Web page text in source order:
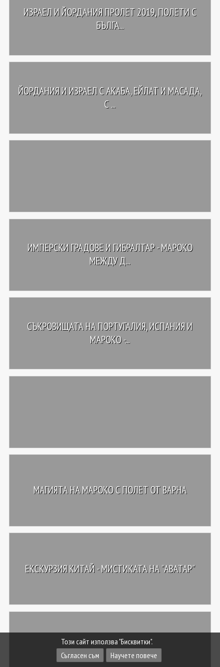
ИЗРАЕЛ И ЙОРДАНИЯ ПРОЛЕТ 2019, ПОЛЕТИ С
БЪЛГА...
ЙОРДАНИЯ И ИЗРАЕЛ С АКАБА, ЕЙЛАТ И МАСАДА,
С ...
ИМПЕРСКИ ГРАДОВЕ И ГИБРАЛТАР - МАРОКО
МЕЖДУ Д...
СЪКРОВИЩАТА НА ПОРТУГАЛИЯ, ИСПАНИЯ И
МАРОКО -...
МАГИЯТА НА МАРОКО С ПОЛЕТ ОТ ВАРНА
ЕКСКУРЗИЯ КИТАЙ - МИСТИКАТА НА "АВАТАР"
Този сайт използва "Бисквитки".
Съгласен съм
Научете повече